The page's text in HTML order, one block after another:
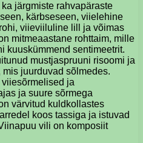
järgmiste rahvapäraste
kärbseseen, viielehine
viieviiluline lill ja võimas
mitmeaastane rohttaim, mille
kuuskümmend sentimeetrit.
mustjaspruuni risoomi ja
juurduvad sõlmedes.
ja
ja suure sõrmega
värvitud kuldkollastes
koos tassiga ja istuvad
vili on komposiit